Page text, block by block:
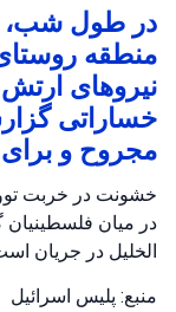
در طول شب،
منطقه
نیروهای
خساراتی
مجروح و
خشونت در خربت
در میان
الخلیل در جریان
منبع: پلیس اسرائیل